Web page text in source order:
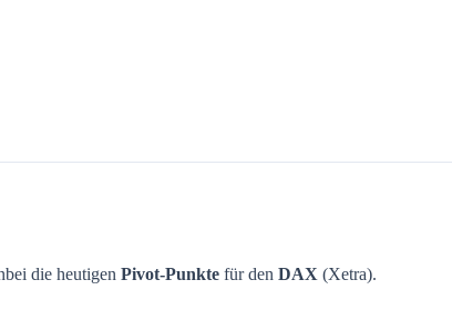
die heutigen Pivot-Punktefür den DAX (Xetra).